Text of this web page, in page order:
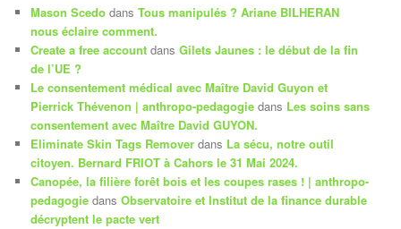
Mason Scedo dansTous manipulés ? Ariane BILHERAN
nous éclaire comment.
Create a free account dansGilets Jaunes : le début de la fin
de l’UE ?
Le consentement médical avec Maître David Guyon et
Pierrick Thévenon | anthropo-pedagogie dans Les soins sans
consentement avec Maître David GUYON.
Eliminate Skin Tags Remover dans La sécu, notre outil
citoyen. Bernard FRIOT à Cahors le 31 Mai 2024.
Canopée, la filière forêt bois et les coupes rases ! | anthropo-
pedagogie dansObservatoire et Institut de la finance durable
décryptent le pacte vert